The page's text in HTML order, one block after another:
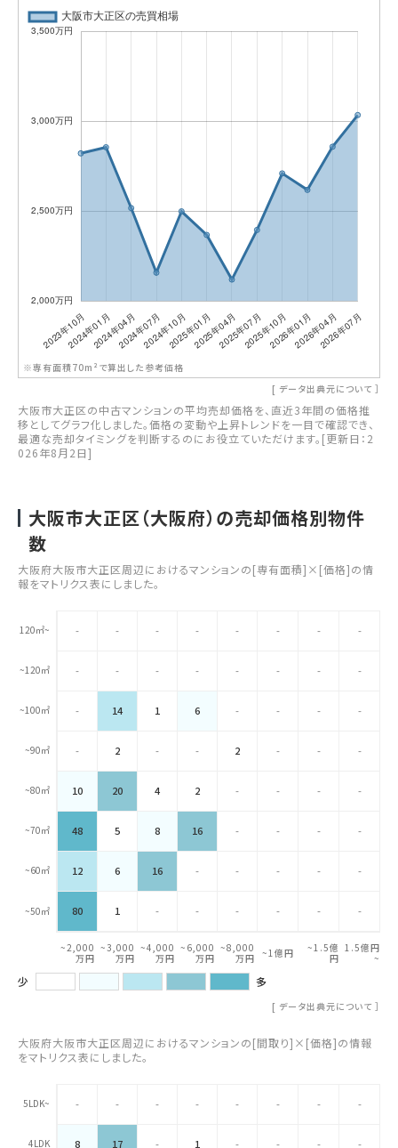
※専有面積70m²で算出した参考価格
[ データ出典元について ］
大阪市大正区の中古マンションの平均売却価格を、直近3年間の価格推
移としてグラフ化しました。価格の変動や上昇トレンドを一目で確認でき、
最適な売却タイミングを判断するのにお役立ていただけます。[更新日：2
026年8月2日]
大阪市大正区（大阪府）の売却価格別物件
数
大阪府大阪市大正区周辺におけるマンションの[専有面積]×[価格]の情
報をマトリクス表にしました。
120㎡~ - - - - - - - -
~120㎡ - - - - - - - -
~100㎡ - 14 1 6 - - - -
~90㎡ - 2 - - 2 - - -
~80㎡ 10 20 4 2 - - - -
~70㎡ 48 5 8 16 - - - -
~60㎡ 12 6 16 - - - - -
~50㎡ 80 1 - - - - - -
~2,000
万円
~3,000
万円
~4,000
万円
~6,000
万円
~8,000
万円 ~1億円
~1.5億
円
1.5億円
~
少 多
[ データ出典元について ］
大阪府大阪市大正区周辺におけるマンションの[間取り]×[価格]の情報
をマトリクス表にしました。
5LDK~ - - - - - - - -
4LDK 8 17 - 1 - - - -